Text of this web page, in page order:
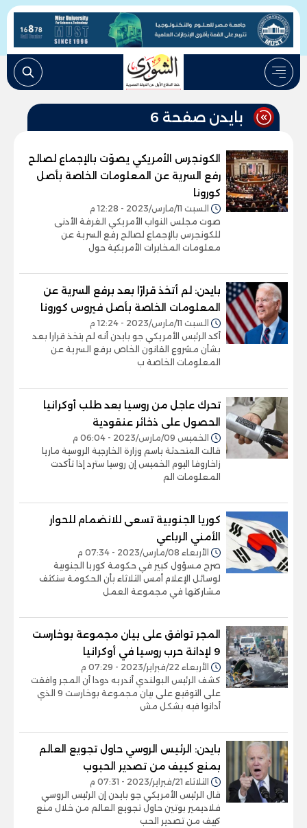
بايدن صفحة 6
الكونجرس الأمريكي يصوّت بالإجماع لصالح
رفع السرية عن المعلومات الخاصة بأصل
كورونا
السبت 11/مارس/2023 - 12:28 م
صوت مجلس النواب الأمريكي الغرفة الأدنى
للكونجرس بالإجماع لصالح رفع السرية عن
معلومات المخابرات الأمريكية حول
بايدن: لم أتخذ قرارًا بعد برفع السرية عن
المعلومات الخاصة بأصل فيروس كورونا
السبت 11/مارس/2023 - 12:24 م
أكد الرئيس الأمريكي جو بايدن أنه لم يتخذ قرارا بعد
بشأن مشروع القانون الخاص برفع السرية عن
المعلومات الخاصة ب
تحرك عاجل من روسيا بعد طلب أوكرانيا
الحصول على ذخائر عنقودية
الخميس 09/مارس/2023 - 06:04 م
قالت المتحدثة باسم وزارة الخارجية الروسية ماريا
زاخاروفا اليوم الخميس إن روسيا سترد إذا تأكدت
المعلومات الم
كوريا الجنوبية تسعى للانضمام للحوار
الأمني الرباعي
الأربعاء 08/مارس/2023 - 07:34 م
صرح مسؤول كبير في حكومة كوريا الجنوبية
لوسائل الإعلام أمس الثلاثاء بأن الحكومة ستكثف
مشاركتها في مجموعة العمل
المجر توافق على بيان مجموعة بوخارست
9 لإدانة حرب روسيا في أوكرانيا
الأربعاء 22/فبراير/2023 - 07:29 م
كشف الرئيس البولندي أندريه دودا أن المجر وافقت
على التوقيع على بيان مجموعة بوخارست 9 الذي
أدانوا فيه بشكل مش
بايدن: الرئيس الروسي حاول تجويع العالم
بمنع كييف من تصدير الحبوب
الثلاثاء 21/فبراير/2023 - 07:31 م
قال الرئيس الأمريكي جو بايدن إن الرئيس الروسي
فلاديمير بوتين حاول تجويع العالم من خلال منع
كييف من تصدير الحب